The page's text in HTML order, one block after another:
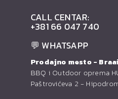
CALL CENTAR:
+381 66 047 740
💬 WHATSAPP
Prodajno mesto -
BBQ i Outdoor oprema
Paštrovićeva 2 -